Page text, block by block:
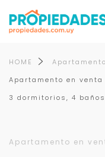
HOME
Apartamento en
3 dormitorios, 4 baños
Apartamento en